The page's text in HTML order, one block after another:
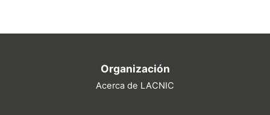
Organización
Acerca de LACNIC